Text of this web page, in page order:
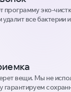
программу эко-
все бактерии
вещи. Мы не
гарантируем